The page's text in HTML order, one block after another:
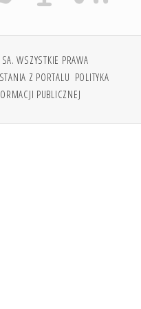
WSZYSTKIE PRAWA
Z PORTALU POLITYKA
PUBLICZNEJ